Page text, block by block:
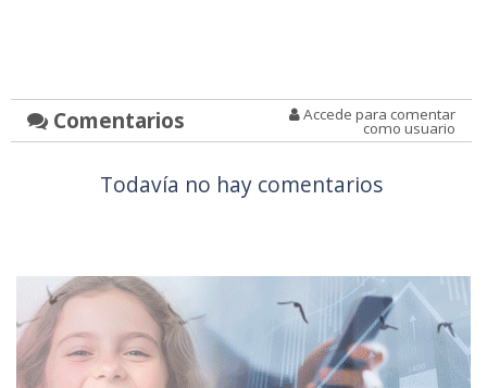
Comentarios Accede para comentar
como usuario
Todavía no hay comentarios